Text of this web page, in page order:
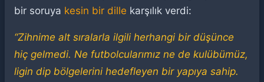
bir soruya kesin bir dille karşılık verdi:
“Zihnime alt sıralarla ilgili herhangi bir düşünce
hiç gelmedi. Ne futbolcularımız ne de kulübümüz,
ligin dip bölgelerini hedefleyen bir yapıya sahip.